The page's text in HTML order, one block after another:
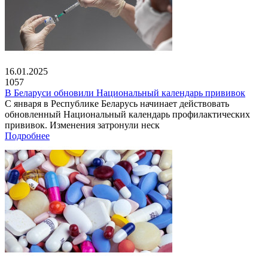
16.01.2025
1057
В Беларуси обновили Национальный календарь прививок
С января в Республике Беларусь начинает действовать
обновленный Национальный календарь профилактических
прививок. Изменения затронули неск
Подробнее